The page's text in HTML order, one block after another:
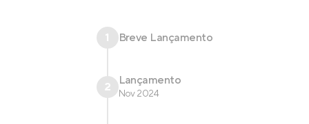
1 Breve Lançamento
2 Lançamento
Nov 2024